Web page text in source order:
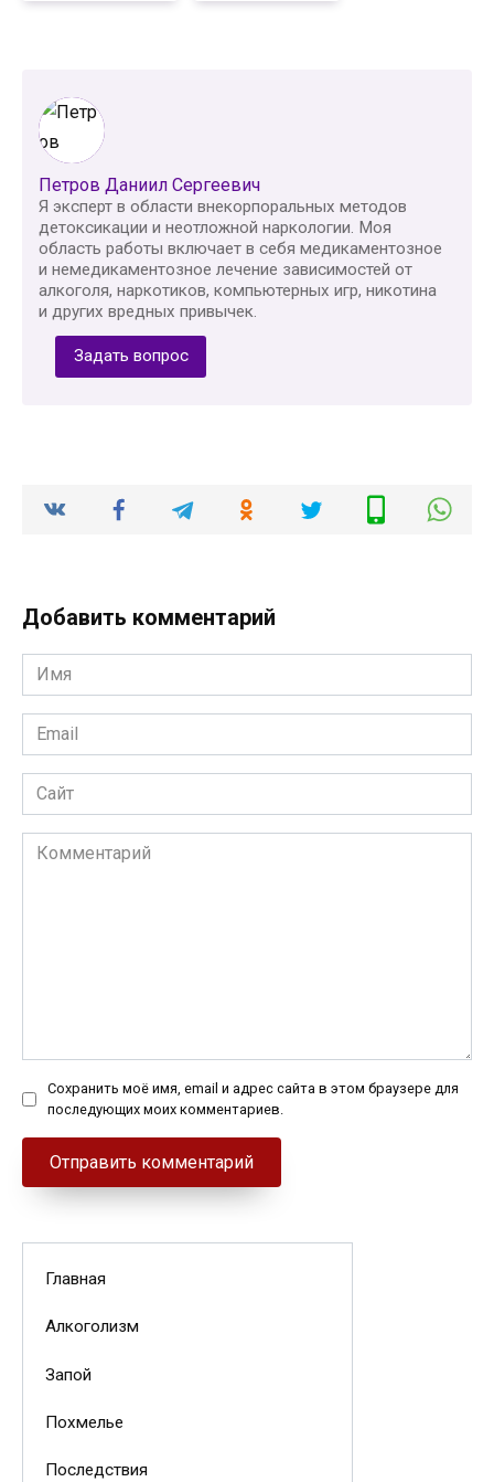
Петров Даниил Сергеевич
Я эксперт в области внекорпоральных методов
детоксикации и неотложной наркологии. Моя
область работы включает в себя медикаментозное
и немедикаментозное лечение зависимостей от
алкоголя, наркотиков, компьютерных игр, никотина
и других вредных привычек.
Задать вопрос
Добавить комментарий
Имя
*
Email
*
Сайт
Комментарий
Сохранить моё имя, email и адрес сайта в этом браузере для
последующих моих комментариев.
Главная
Алкоголизм
Запой
Похмелье
Последствия